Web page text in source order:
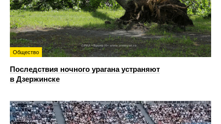
Общество
Последствия ночного урагана устраняют
в Дзержинске